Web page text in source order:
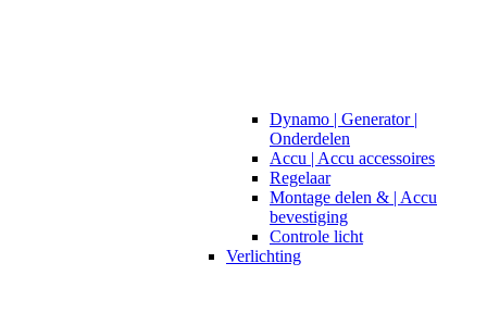
Dynamo | Generator |
Onderdelen
Accu | Accu accessoires
Regelaar
Montage delen & | Accu
bevestiging
Controle licht
Verlichting